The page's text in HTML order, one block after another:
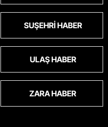
SUŞEHRI HABER
ULAŞ HABER
ZARA HABER